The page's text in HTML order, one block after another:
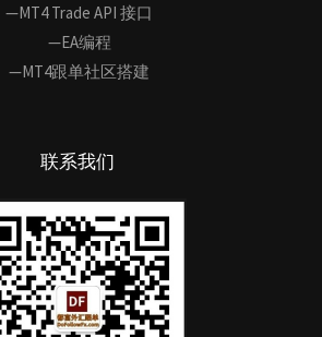
—MT4 Trade API 接口
—EA编程
—MT4跟单社区搭建
联系我们